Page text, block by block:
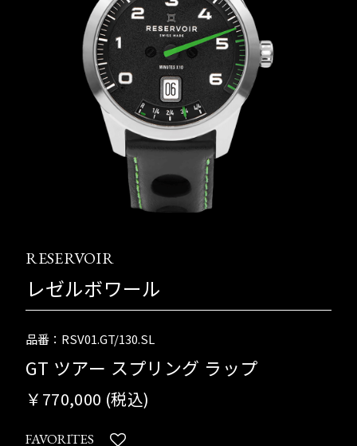
RESERVOIR
レゼルボワール
品番：RSV01.GT/130.SL
GT ツアー スプリング ラップ
￥770,000 (税込)
FAVORITES